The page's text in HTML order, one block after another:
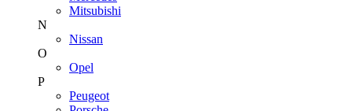
Mitsubishi
N
Nissan
O
Opel
P
Peugeot